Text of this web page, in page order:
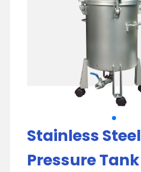
Stainless Steel
Pressure Tank